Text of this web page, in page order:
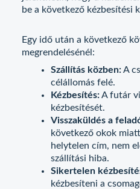
be a következő kézbesítési
Egy idő után a következő
megrendelésénél:
Szállítás közben:A
célállomás felé.
Kézbesítés:A futár
kézbesítését.
Visszaküldés a
következő okok
helytelen cím, nem
szállítási hiba.
Sikertelen
kézbesíteni a